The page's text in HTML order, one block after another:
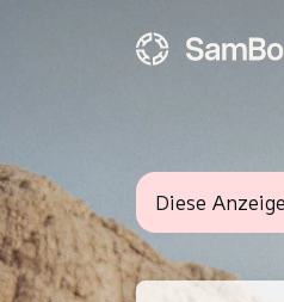
Diese